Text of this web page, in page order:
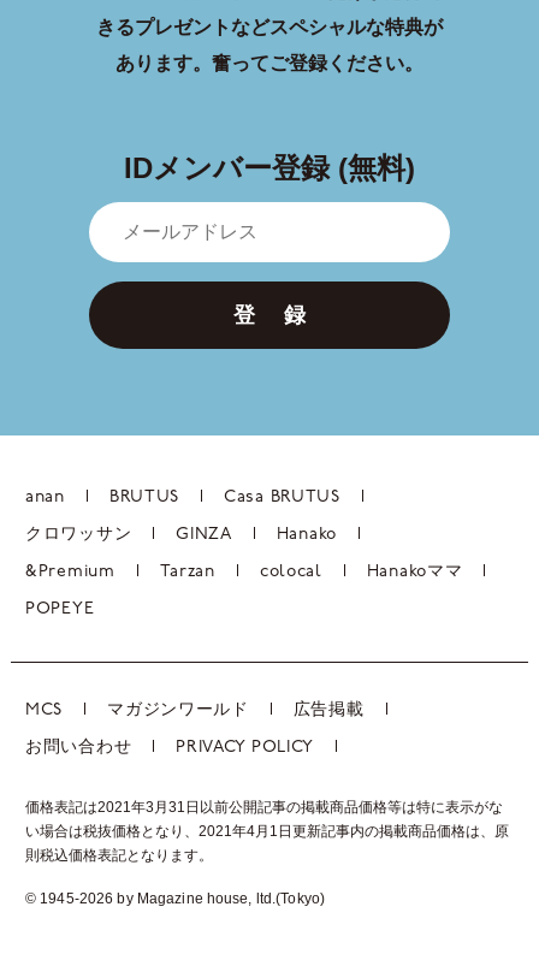
きるプレゼントなどスペシャルな特典が
あります。 奮ってご登録ください。
IDメンバー登録 (無料)
登 録
anan BRUTUS Casa BRUTUS
クロワッサン GINZA Hanako
&Premium Tarzan colocal Hanakoママ
POPEYE
MCS マガジンワールド 広告掲載
お問い合わせ PRIVACY POLICY
価格表記は2021年3月31日以前公開記事の掲載商品価格等は特に表示がな
い場合は税抜価格となり、2021年4月1日更新記事内の掲載商品価格は、 原
則税込価格表記となります。
© 1945-2026 by Magazine house, ltd.(Tokyo)